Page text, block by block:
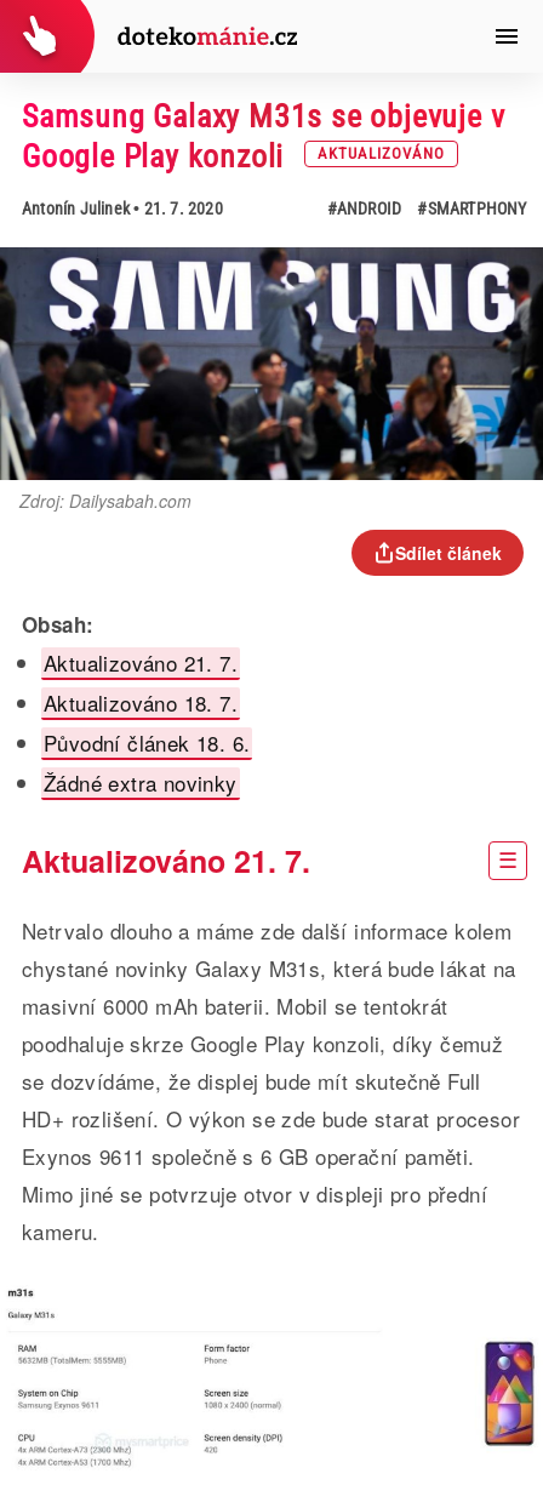
Samsung Galaxy M31s se objevuje v
Google Play konzoli
AKTUALIZOVÁNO
Antonín Julinek• 21. 7. 2020 #ANDROID #SMARTPHONY
Zdroj: Dailysabah.com
Sdílet článek
Obsah:
Aktualizováno 21. 7.
Aktualizováno 18. 7.
Původní článek 18. 6.
Žádné extra novinky
Aktualizováno 21. 7.
Netrvalo dlouho a máme zde další informace kolem
chystané novinky Galaxy M31s, která bude lákat na
masivní 6000 mAh baterii. Mobil se tentokrát
poodhaluje skrze Google Play konzoli, díky čemuž
se dozvídáme, že displej bude mít skutečně Full
HD+ rozlišení. O výkon se zde bude starat procesor
Exynos 9611 společně s 6 GB operační paměti.
Mimo jiné se potvrzuje otvor v displeji pro přední
kameru.